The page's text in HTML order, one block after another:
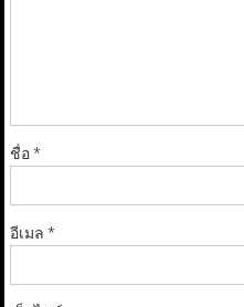
ชื่อ*
อีเมล *